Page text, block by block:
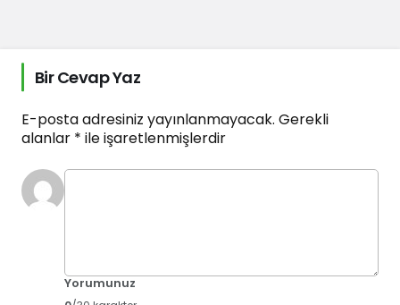
Bir Cevap Yaz
E-posta adresiniz yayınlanmayacak. Gerekli
alanlar * ile işaretlenmişlerdir
Yorumunuz